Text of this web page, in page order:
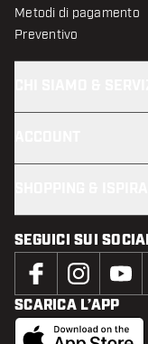
Metodi di pagamento
Preventivo
SEGUICI SUI
SCARICA L’APP